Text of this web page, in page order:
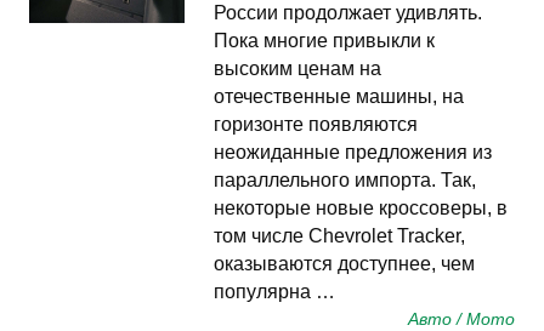
России продолжает удивлять.
Пока многие привыкли к
высоким ценам на
отечественные машины, на
горизонте появляются
неожиданные предложения из
параллельного импорта. Так,
некоторые новые кроссоверы, в
том числе Chevrolet Tracker,
оказываются доступнее, чем
популярна …
Авто / Мото